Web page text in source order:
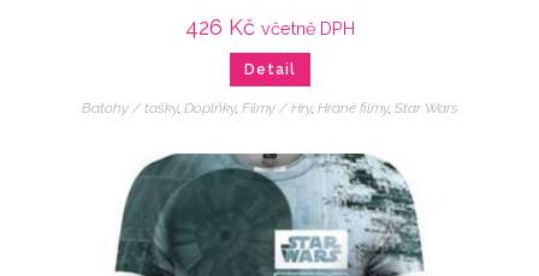
426 Kč včetně DPH
Detail
Batohy / tašky, Doplňky, Filmy / Hry, Hrané filmy, Star Wars